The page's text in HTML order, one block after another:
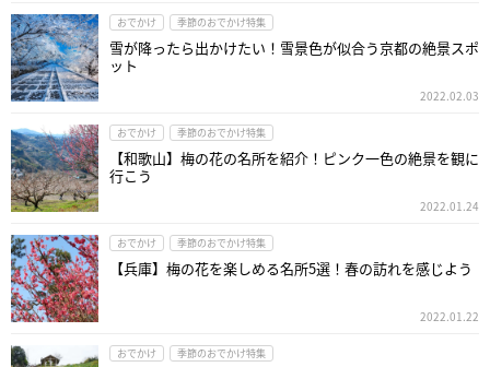
おでかけ 季節のおでかけ特集
雪が降ったら出かけたい！雪景色が似合う京都の絶景スポ
ット
2022.02.03
おでかけ 季節のおでかけ特集
【和歌山】梅の花の名所を紹介！ピンク一色の絶景を観に
行こう
2022.01.24
おでかけ 季節のおでかけ特集
【兵庫】梅の花を楽しめる名所5選！春の訪れを感じよう
2022.01.22
おでかけ 季節のおでかけ特集